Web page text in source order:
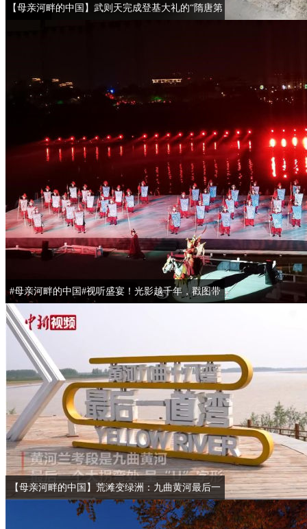
【母亲河畔的中国】武则天完成登基大礼的“隋唐第
#母亲河畔的中国#视听盛宴！光影越千年，戳图带
【母亲河畔的中国】荒滩变绿洲：九曲黄河最后一
弯风景如画